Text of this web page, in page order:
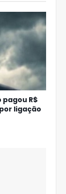
R$
ligação